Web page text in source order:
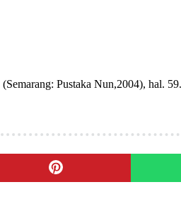
(Semarang: Pustaka Nun,2004), hal. 59.